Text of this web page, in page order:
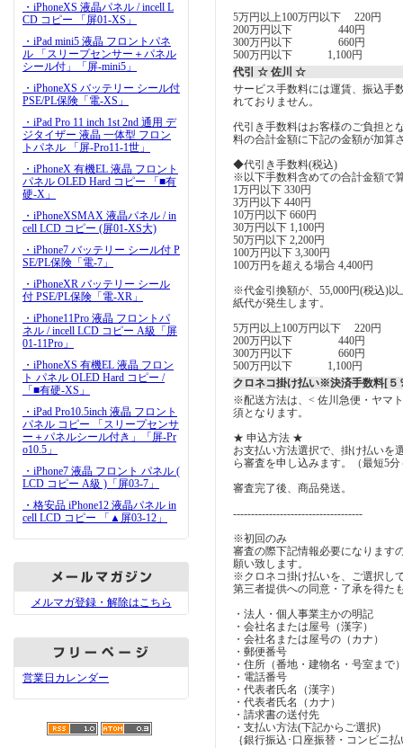
・iPhoneXS 液晶パネル / incell L
CD コピー 「屏01-XS」
・iPad mini5 液晶 フロントパネ
ル 「スリープセンサー＋パネル
シール付」「屏-mini5」
・iPhoneXS バッテリー シール付
PSE/PL保険「電-XS」
・iPad Pro 11 inch 1st 2nd 通用 デ
ジタイザー 液晶 一体型 フロン
トパネル 「屏-Pro11-1世」
・iPhoneX 有機EL 液晶 フロント
パネル OLED Hard コピー 「■有
硬-X」
・iPhoneXSMAX 液晶パネル / in
cell LCD コピー (屏01-XS大)
・iPhone7 バッテリー シール付 P
SE/PL保険「電-7」
・iPhoneXR バッテリー シール
付 PSE/PL保険「電-XR」
・iPhone11Pro 液晶 フロントパ
ネル / incell LCD コピー A級「屏
01-11Pro」
・iPhoneXS 有機EL 液晶 フロン
ト パネル OLED Hard コピー /
「■有硬-XS」
・iPad Pro10.5inch 液晶 フロント
パネル コピー 「スリープセンサ
ー＋パネルシール付き」「屏-Pr
o10.5」
・iPhone7 液晶 フロント パネル (
LCD コピー A級 )「屏03-7」
・格安品 iPhone12 液晶パネル in
cell LCD コピー 「▲屏03-12」
メルマガ登録・解除はこちら
営業日カレンダー
5万円以上100万円以下 220円
200万円以下 440円
300万円以下 660円
500万円以下 1,100円
代引 ☆ 佐川 ☆
サービス手数料には運賃、振込手
れておりません。
代引き手数料はお客様のご負担と
料の合計金額に下記の金額が加算
◆代引き手数料(税込)
※以下手数料含めての合計金額で
1万円以下 330円
3万円以下 440円
10万円以下 660円
30万円以下 1,100円
50万円以下 2,200円
100万円以下 3,300円
100万円を超える場合 4,400円
※代金引換額が、55,000円(税込)
紙代が発生します。
5万円以上100万円以下 220円
200万円以下 440円
300万円以下 660円
500万円以下 1,100円
クロネコ掛け払い※決済手数料[５
※配送方法は、< 佐川急便・ヤマ
須となります。
★ 申込方法 ★
お支払い方法選択で、掛け払いを
ら審査を申し込みます。（最短5
審査完了後、商品発送。
------------------------------------
※初回のみ
審査の際下記情報必要になります
願い致します。
※クロネコ掛け払いを、ご選択し
第三者提供への同意・了承を得た
・法人・個人事業主かの明記
・会社名または屋号（漢字）
・会社名または屋号の（カナ）
・郵便番号
・住所（番地・建物名・号室まで
・電話番号
・代表者氏名（漢字）
・代表者氏名（カナ）
・請求書の送付先
・支払い方法(下記からご選択)
｛銀行振込･口座振替・コンビニ